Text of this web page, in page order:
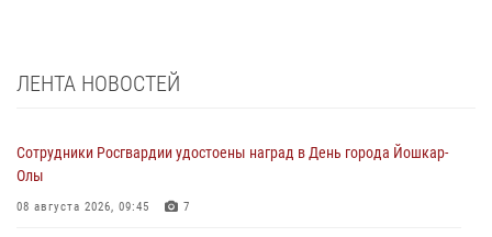
ЛЕНТА НОВОСТЕЙ
Сотрудники Росгвардии удостоены наград в День города Йошкар-
Олы
08 августа 2026, 09:45 7